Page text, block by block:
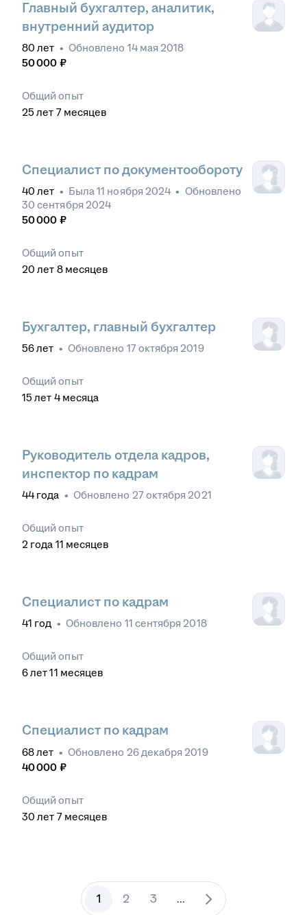
Главный бухгалтер, аналитик,
внутренний аудитор
80 лет • Обновлено 14 мая 2018
50 000 ₽
Общий опыт
25 лет 7 месяцев
Специалист по документообороту
40 лет • Была11 ноября 2024 • Обновлено
30 сентября 2024
50 000 ₽
Общий опыт
20 лет 8 месяцев
Бухгалтер, главный бухгалтер
56лет • Обновлено 17 октября 2019
Общий опыт
15 лет 4 месяца
Руководитель отдела кадров,
инспектор по кадрам
44 года • Обновлено 27 октября 2021
Общий опыт
2 года 11 месяцев
Специалист по кадрам
41 год • Обновлено 11 сентября 2018
Общий опыт
6лет 11 месяцев
Специалист по кадрам
68лет • Обновлено 26 декабря 2019
40 000 ₽
Общий опыт
30 лет 7 месяцев
1 2 3 ...